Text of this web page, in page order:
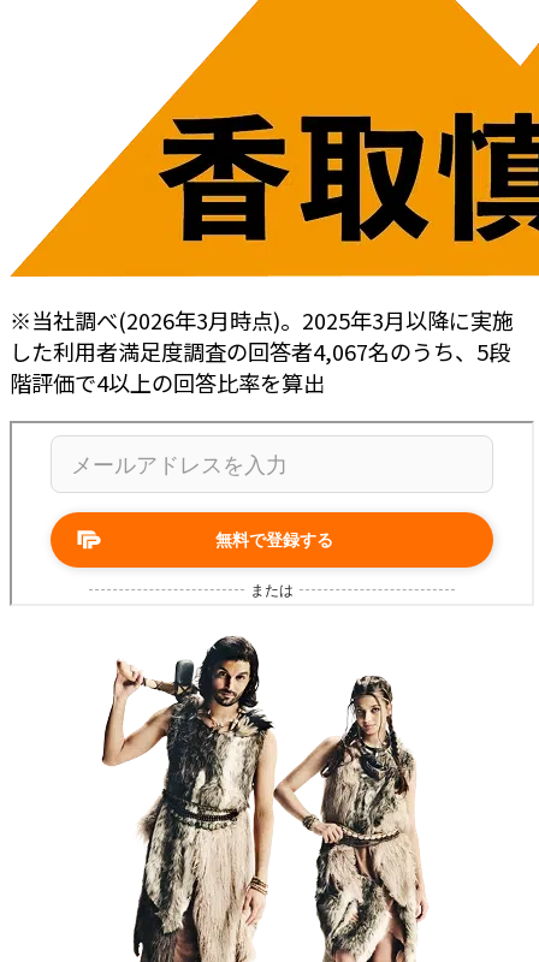
※当社調べ(2026年3月時点)。2025年3月以降に実施
した利用者満足度調査の回答者4,067名のうち、5段
階評価で4以上の回答比率を算出